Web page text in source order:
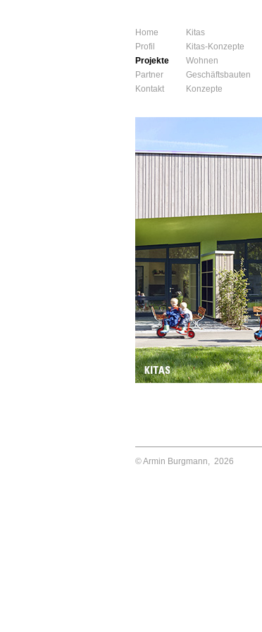
Home
Profil
Projekte
Partner
Kontakt
Kitas
Kitas-Konzepte
Wohnen
Geschäftsbauten
Konzepte
© Armin Burgmann, 2026